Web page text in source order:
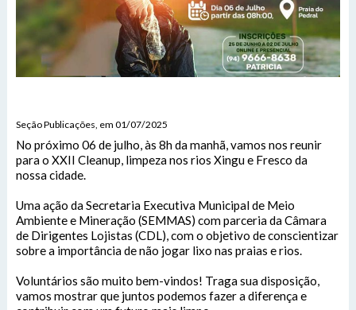
Seção Publicações, em 01/07/2025
No próximo 06 de julho, às 8h da manhã, vamos nos reunir
para o XXII Cleanup, limpeza nos rios Xingu e Fresco da
nossa cidade.
Uma ação da Secretaria Executiva Municipal de Meio
Ambiente e Mineração (SEMMAS) com parceria da Câmara
de Dirigentes Lojistas (CDL), com o objetivo de conscientizar
sobre a importância de não jogar lixo nas praias e rios.
Voluntários são muito bem-vindos! Traga sua disposição,
vamos mostrar que juntos podemos fazer a diferença e